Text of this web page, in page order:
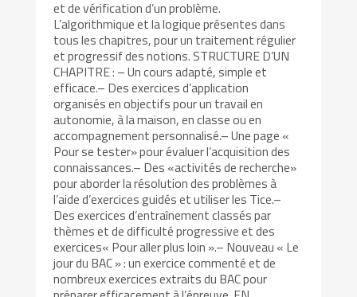
et de vérification d’un problème.
L’algorithmique et la logique présentes dans
tous les chapitres, pour un traitement régulier
et progressif des notions. STRUCTURE D’UN
CHAPITRE : – Un cours adapté, simple et
efficace.– Des exercices d’application
organisés en objectifs pour un travail en
autonomie, à la maison, en classe ou en
accompagnement personnalisé.– Une page «
Pour se tester» pour évaluer l’acquisition des
connaissances.– Des «activités de recherche»
pour aborder la résolution des problèmes à
l’aide d’exercices guidés et utiliser les Tice.–
Des exercices d’entraînement classés par
thèmes et de difficulté progressive et des
exercices« Pour aller plus loin ».– Nouveau « Le
jour du BAC » : un exercice commenté et de
nombreux exercices extraits du BAC pour